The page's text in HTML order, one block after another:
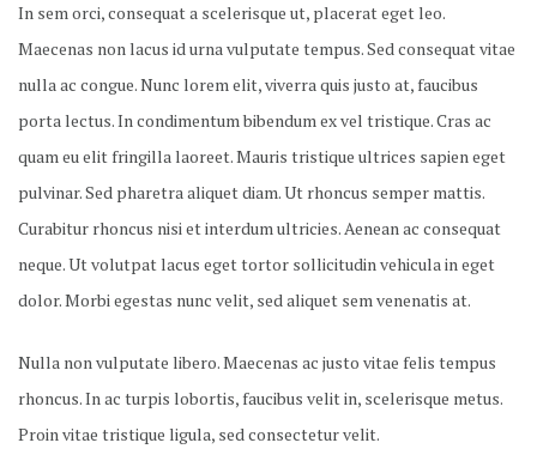
In sem orci, consequat a scelerisque ut, placerat eget leo.
Maecenas non lacus id urna vulputate tempus. Sed consequat vitae
nulla ac congue. Nunc lorem elit, viverra quis justo at, faucibus
porta lectus. In condimentum bibendum ex vel tristique. Cras ac
quam eu elit fringilla laoreet. Mauris tristique ultrices sapien eget
pulvinar. Sed pharetra aliquet diam. Ut rhoncus semper mattis.
Curabitur rhoncus nisi et interdum ultricies. Aenean ac consequat
neque. Ut volutpat lacus eget tortor sollicitudin vehicula in eget
dolor. Morbi egestas nunc velit, sed aliquet sem venenatis at.
Nulla non vulputate libero. Maecenas ac justo vitae felis tempus
rhoncus. In ac turpis lobortis, faucibus velit in, scelerisque metus.
Proin vitae tristique ligula, sed consectetur velit.